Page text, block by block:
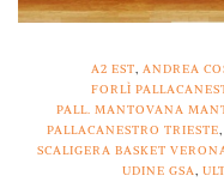
A2 EST, ANDREA
FORLÌ
PALL. MANTOVANA
PALLACANESTRO TRIESTE,
SCALIGERA BASKET
UDINE GSA,